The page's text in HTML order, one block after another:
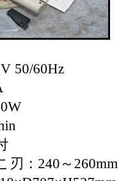
50/60Hz
刃：240～260mm